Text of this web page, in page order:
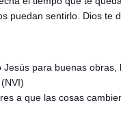
puedan sentirlo. Dios te
para buenas
a que las cosas